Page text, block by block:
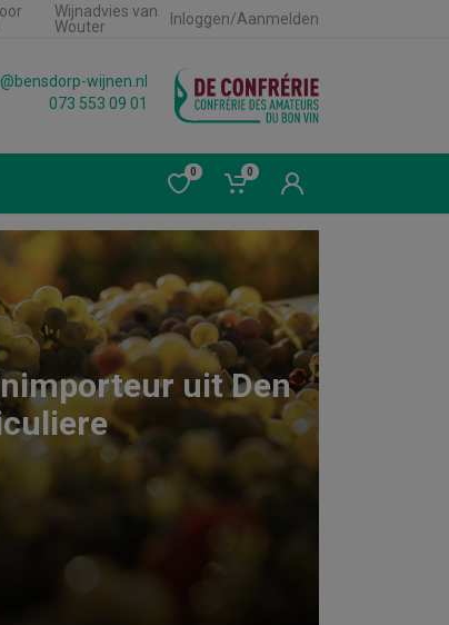
Wijnadvies van
Wouter
Inloggen/Aanmelden
wijnen.nl
073 553 09 01
0 0
uit Den